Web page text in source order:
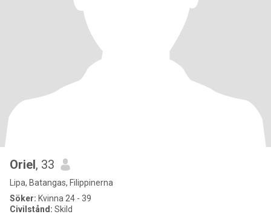
Oriel, 33
Lipa, Batangas, Filippinerna
Söker: Kvinna 24 - 39
Civilstånd: Skild